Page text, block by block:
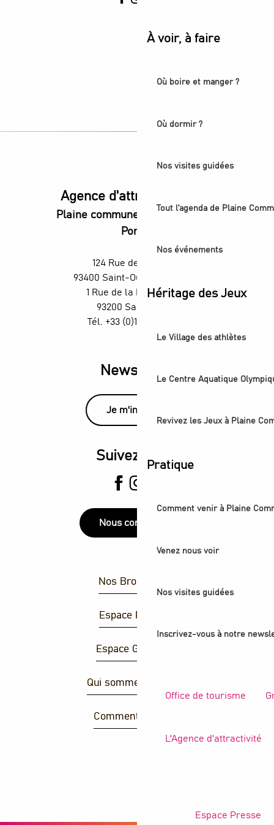
À voir, à faire
Où boire et manger ?
Où dormir ?
Nos visites guidées
Tout l'agenda de Plaine
Nos événements
Héritage des Jeux
Le Village des athlètes
Le Centre Aquatique
Revivez les Jeux à Plaine
Pratique
Comment venir à Plaine
Venez nous voir
Nos visites guidées
Inscrivez-vous à notre
Office de tourisme
L'Agence d'attractivité
Espace Presse
Agence d'attractivité POP
Plaine commune vous Ouvre ses
Portes
124 Rue des Rosiers,
93400 Saint-Ouen-sur-Seine
1 Rue de la République,
93200 Saint-Denis
Tél. +33 (0)1 55 870 870
Newsletter
Je m'inscris
Suivez-nous
Nous contacter
Nos Brochures
Espace Presse
Espace Groupes
Qui sommes-nous ?
Comment venir ?